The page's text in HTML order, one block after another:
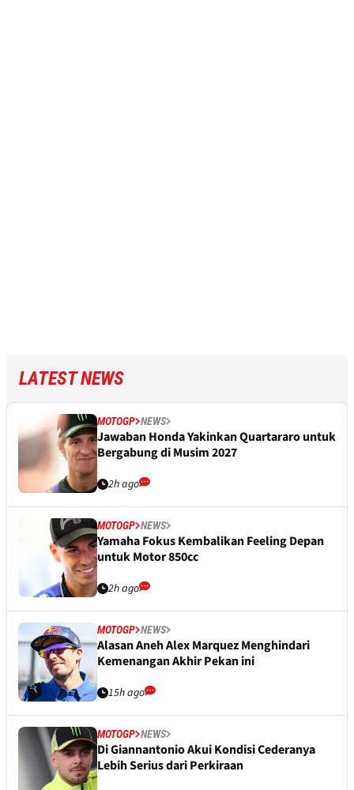
LATEST NEWS
MOTOGP NEWS
Jawaban Honda Yakinkan Quartararo untuk
Bergabung di Musim 2027
2h ago
MOTOGP NEWS
Yamaha Fokus Kembalikan Feeling Depan
untuk Motor 850cc
2h ago
MOTOGP NEWS
Alasan Aneh Alex Marquez Menghindari
Kemenangan Akhir Pekan ini
15h ago
MOTOGP NEWS
Di Giannantonio Akui Kondisi Cederanya
Lebih Serius dari Perkiraan